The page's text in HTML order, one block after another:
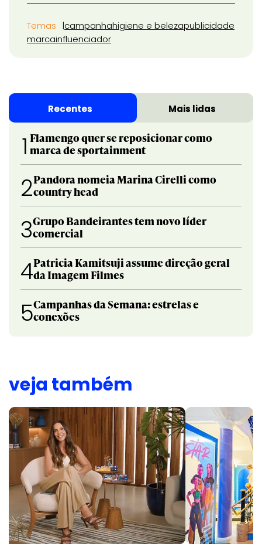
Temas campanhahigiene e belezapublicidade
marcainfluenciador
Recentes Mais lidas
1 Flamengo quer se reposicionar como
marca de sportainment
2Pandora nomeia Marina Cirelli como
country head
3Grupo Bandeirantes tem novo líder
comercial
4Patricia Kamitsuji assume direção geral
da Imagem Filmes
5Campanhas da Semana: estrelas e
conexões
veja também